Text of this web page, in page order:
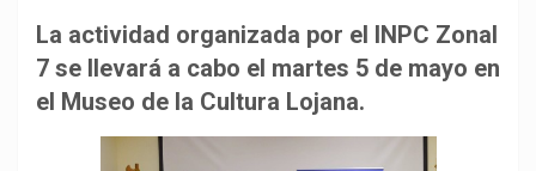
c
e
b
a
t
s
p
l
e
g
p
y
L
m
p
a
La actividad organizada por el INPC Zonal
7 se llevará a cabo el martes 5 de mayo en
el Museo de la Cultura Lojana.